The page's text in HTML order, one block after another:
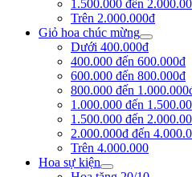
1.500.000 đến
Trên 2.000.000đ
Giỏ hoa chúc mừng
Dưới 400.000đ
400.000 đến 600.000đ
600.000 đến 800.000đ
800.000 đến
1.000.000 đến
1.500.000 đến
2.000.000đ đến
Trên 4.000.000
Hoa sự kiện